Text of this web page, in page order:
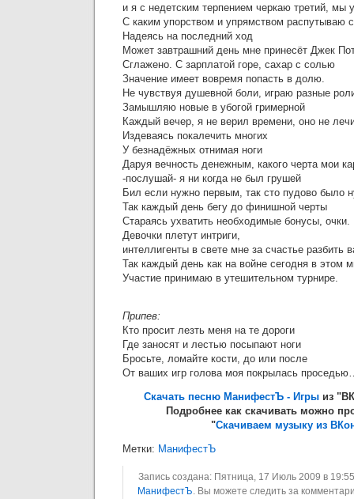
и я с недетским терпением черкаю третий, мы
С каким упорством и упрямством распутываю
Надеясь на последний ход
Может завтрашний день мне принесёт Джек
Сглажено. С зарплатой горе, сахар с солью
Значение имеет вовремя попасть в долю.
Не чувствуя душевной боли, играю разные
Замышляю новые в убогой гримерной
Каждый вечер, я не верил времени, оно не
Издеваясь покалечить многих
У безнадёжных отнимая ноги
Даруя вечность денежным, какого черта мои
-послушай- я ни когда не был грушей
Бил если нужно первым, так сто пудово было
Так каждый день бегу до финишной черты
Стараясь ухватить необходимые бонусы, очки.
Девочки плетут интриги,
интеллигенты в свете мне за счастье разбить
Так каждый день как на войне сегодня в этом
Участие принимаю в утешительном турнире.
Припев:
Кто просит лезть меня на те дороги
Где заносят и лестью посыпают ноги
Бросьте, ломайте кости, до или после
От ваших игр голова моя покрылась
Скачать песню МанифестЪ - Игрыиз
Подробнее как скачивать можно
"Скачиваем музыку из
Метки: МанифестЪ
Запись создана: Пятница, 17 Июль 2009 в
МанифестЪ. Вы можете следить за